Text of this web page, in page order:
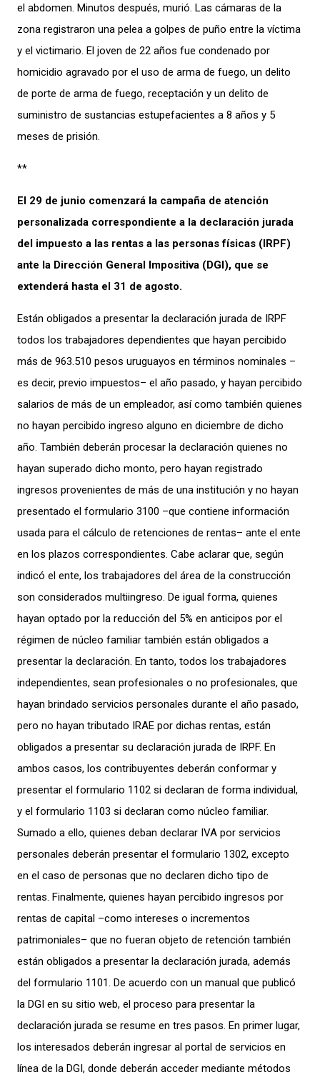
el abdomen. Minutos después, murió. Las cámaras de la
zona registraron una pelea a golpes de puño entre la víctima
y el victimario. El joven de 22 años fue condenado por
homicidio agravado por el uso de arma de fuego, un delito
de porte de arma de fuego, receptación y un delito de
suministro de sustancias estupefacientes a 8 años y 5
meses de prisión.
**
El 29 de junio comenzará la campaña de atención
personalizada correspondiente a la declaración jurada
del impuesto a las rentas a las personas físicas (IRPF)
ante la Dirección General Impositiva (DGI), que se
extenderá hasta el 31 de agosto.
Están obligados a presentar la declaración jurada de IRPF
todos los trabajadores dependientes que hayan percibido
más de 963.510 pesos uruguayos en términos nominales –
es decir, previo impuestos– el año pasado, y hayan percibido
salarios de más de un empleador, así como también quienes
no hayan percibido ingreso alguno en diciembre de dicho
año. También deberán procesar la declaración quienes no
hayan superado dicho monto, pero hayan registrado
ingresos provenientes de más de una institución y no hayan
presentado el formulario 3100 –que contiene información
usada para el cálculo de retenciones de rentas– ante el ente
en los plazos correspondientes. Cabe aclarar que, según
indicó el ente, los trabajadores del área de la construcción
son considerados multiingreso. De igual forma, quienes
hayan optado por la reducción del 5% en anticipos por el
régimen de núcleo familiar también están obligados a
presentar la declaración. En tanto, todos los trabajadores
independientes, sean profesionales o no profesionales, que
hayan brindado servicios personales durante el año pasado,
pero no hayan tributado IRAE por dichas rentas, están
obligados a presentar su declaración jurada de IRPF. En
ambos casos, los contribuyentes deberán conformar y
presentar el formulario 1102 si declaran de forma individual,
y el formulario 1103 si declaran como núcleo familiar.
Sumado a ello, quienes deban declarar IVA por servicios
personales deberán presentar el formulario 1302, excepto
en el caso de personas que no declaren dicho tipo de
rentas. Finalmente, quienes hayan percibido ingresos por
rentas de capital –como intereses o incrementos
patrimoniales– que no fueran objeto de retención también
están obligados a presentar la declaración jurada, además
del formulario 1101. De acuerdo con un manual que publicó
la DGI en su sitio web, el proceso para presentar la
declaración jurada se resume en tres pasos. En primer lugar,
los interesados deberán ingresar al portal de servicios en
línea de la DGI, donde deberán acceder mediante métodos